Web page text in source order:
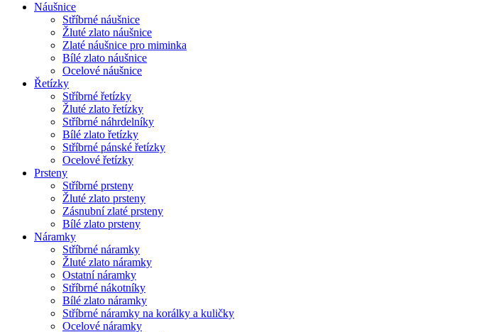
Náušnice
Stříbrné náušnice
Žluté zlato náušnice
Zlaté náušnice pro miminka
Bílé zlato náušnice
Ocelové náušnice
Řetízky
Stříbrné řetízky
Žluté zlato řetízky
Stříbrné náhrdelníky
Bílé zlato řetízky
Stříbrné pánské řetízky
Ocelové řetízky
Prsteny
Stříbrné prsteny
Žluté zlato prsteny
Zásnubní zlaté prsteny
Bílé zlato prsteny
Náramky
Stříbrné náramky
Žluté zlato náramky
Ostatní náramky
Stříbrné nákotníky
Bílé zlato náramky
Stříbrné náramky na korálky a kuličky
Ocelové náramky